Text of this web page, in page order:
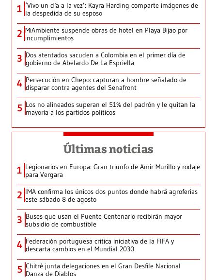
1 ‘Vivo un día a la vez’: Kayra Harding comparte imágenes de
la despedida de su esposo
2 MiAmbiente suspende obras de hotel en Playa Bijao por
incumplimientos
3 Dos atentados sacuden a Colombia en el primer día de
gobierno de Abelardo De La Espriella
4 Persecución en Chepo: capturan a hombre señalado de
disparar contra agentes del Senafront
5 Los no alineados superan el 51% del padrón y le quitan la
mayoría a los partidos políticos
Últimas noticias
1 Legionarios en Europa: Gran triunfo de Amir Murillo y rodaje
para Vergara
2 IMA confirma los únicos dos puntos donde habrá agroferias
este sábado 8 de agosto
3 Buses que usan el Puente Centenario recibirán mayor
subsidio de combustible
4 Federación portuguesa critica iniciativa de la FIFA y
descarta cambios en el Mundial 2030
5 Chitré junta delegaciones en el Gran Desfile Nacional
Danza de Diablos